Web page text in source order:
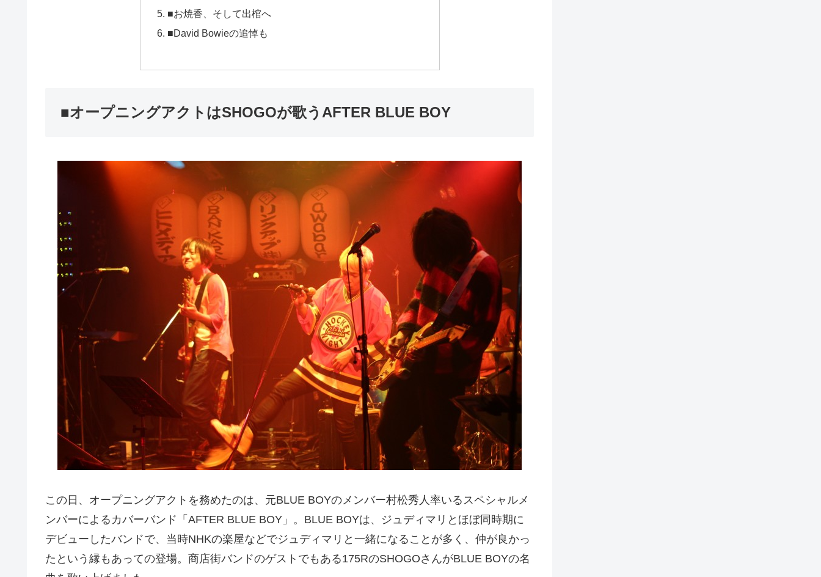
■お焼香、そして出棺へ
■David Bowieの追悼も
■オープニングアクトはSHOGOが歌うAFTER BLUE BOY
この日、オープニングアクトを務めたのは、元BLUE BOYのメンバー村松秀人率いるスペシャルメ
ンバーによるカバーバンド「AFTER BLUE BOY」。BLUE BOYは、ジュディマリとほぼ同時期に
デビューしたバンドで、当時NHKの楽屋などでジュディマリと一緒になることが多く、仲が良かっ
たという縁もあっての登場。商店街バンドのゲストでもある175RのSHOGOさんがBLUE BOYの名